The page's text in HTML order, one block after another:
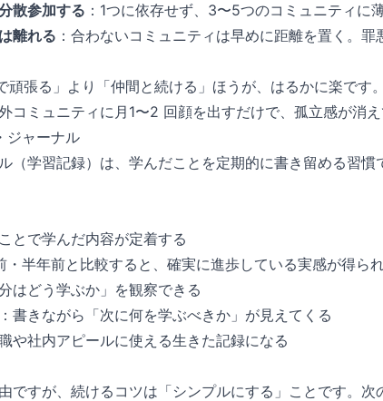
散参加する ：1つに依存せず、3〜5つのコミュニティに
離れる ：合わないコミュニティは早めに距離を置く。罪
頑張る」より「仲間と続ける」ほうが、はるかに楽です
コミュニティに月1〜2 回顔を出すだけで、孤立感が消え
ジャーナル
（学習記録）は、学んだことを定期的に書き留める習慣
とで学んだ内容が定着する
・半年前と比較すると、確実に進歩している実感が得ら
はどう学ぶか」を観察できる
：書きながら「次に何を学ぶべきか」が見えてくる
職や社内アピールに使える生きた記録になる
ですが、続けるコツは「シンプルにする」ことです。